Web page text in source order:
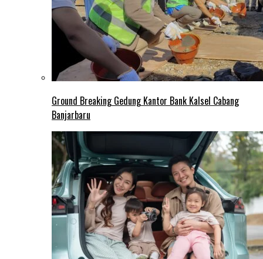
Ground Breaking Gedung Kantor Bank Kalsel Cabang
Banjarbaru